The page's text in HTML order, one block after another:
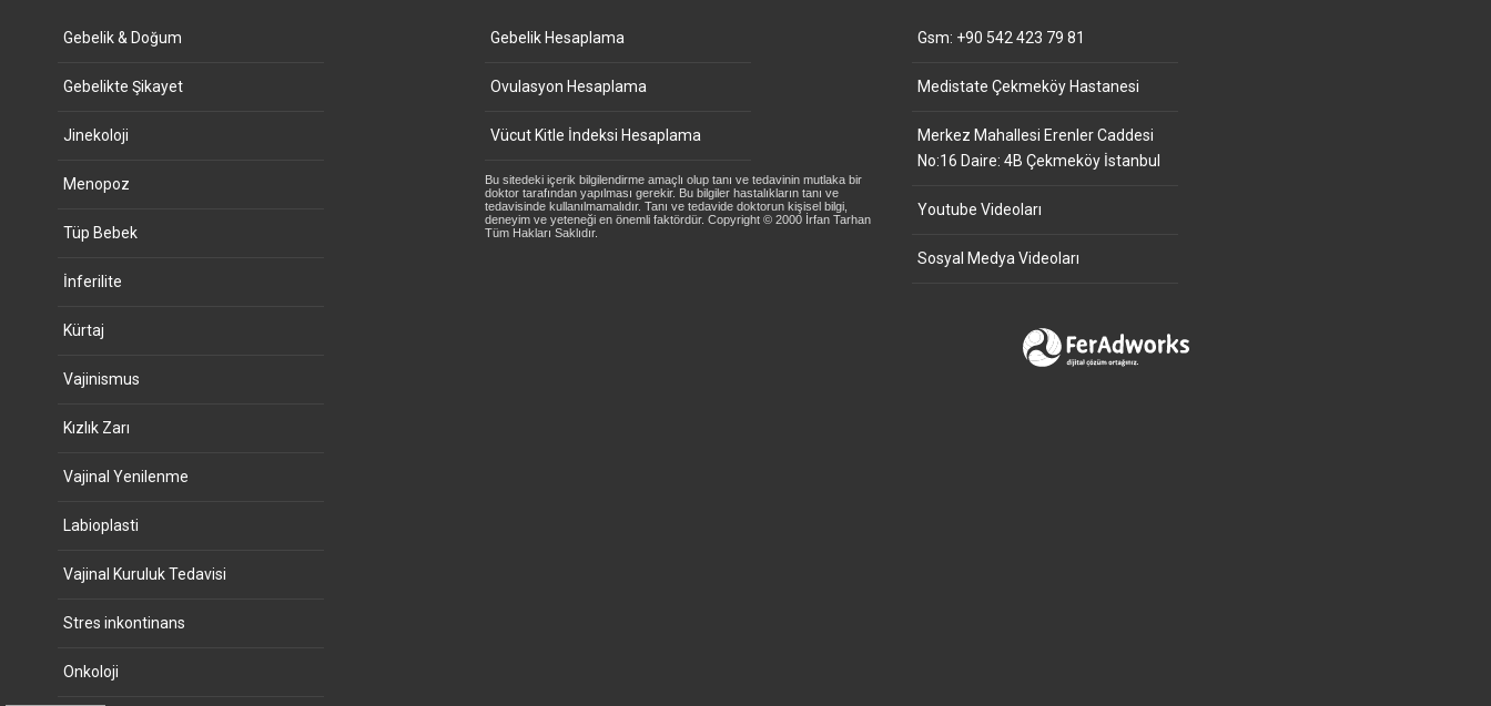
Gebelik & Doğum
Gebelikte Şikayet
Jinekoloji
Menopoz
Tüp Bebek
İnferilite
Kürtaj
Vajinismus
Kızlık Zarı
Vajinal Yenilenme
Labioplasti
Vajinal Kuruluk Tedavisi
Stres inkontinans
Onkoloji
Gebelik Hesaplama
Ovulasyon Hesaplama
Vücut Kitle İndeksi Hesaplama
Bu sitedeki içerik bilgilendirme amaçlı olup tanı ve tedavinin mutlaka bir
doktor tarafından yapılması gerekir. Bu bilgiler hastalıkların tanı ve
tedavisinde kullanılmamalıdır. Tanı ve tedavide doktorun kişisel bilgi,
deneyim ve yeteneği en önemli faktördür. Copyright © 2000 İrfan Tarhan
Tüm Hakları Saklıdır.
Gsm: +90 542 423 79 81
Medistate Çekmeköy Hastanesi
Merkez Mahallesi Erenler Caddesi
No:16 Daire: 4B Çekmeköy İstanbul
Youtube Videoları
Sosyal Medya Videoları